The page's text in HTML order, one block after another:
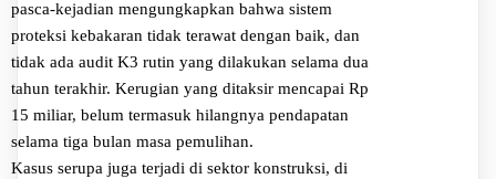
pasca-kejadian mengungkapkan bahwa sistem
proteksi kebakaran tidak terawat dengan baik, dan
tidak ada audit K3 rutin yang dilakukan selama dua
tahun terakhir. Kerugian yang ditaksir mencapai Rp
15 miliar, belum termasuk hilangnya pendapatan
selama tiga bulan masa pemulihan.
Kasus serupa juga terjadi di sektor konstruksi, di